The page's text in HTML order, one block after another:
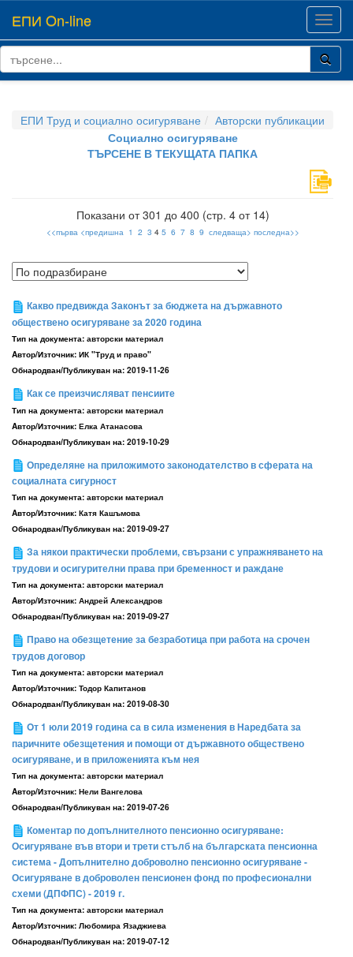
ЕПИ On-line
ЕПИ Труд и социално осигуряване
Авторски публикации
Социално осигуряване
ТЪРСЕНЕ В ТЕКУЩАТА ПАПКА
Показани от 301 до 400 (стр. 4 от 14)
<<първа <предишна 1 2 3 4 5 6 7 8 9 следваща> последна>>
Какво предвижда Законът за бюджета на държавното
обществено осигуряване за 2020 година
Тип на документа: авторски материал
Aвтор/Източник: ИК "Труд и право"
Обнародван/Публикуван на: 2019-11-26
Как се преизчисляват пенсиите
Тип на документа: авторски материал
Aвтор/Източник: Елка Атанасова
Обнародван/Публикуван на: 2019-10-29
Определяне на приложимото законодателство в сферата на
социалната сигурност
Тип на документа: авторски материал
Aвтор/Източник: Катя Кашъмова
Обнародван/Публикуван на: 2019-09-27
За някои практически проблеми, свързани с упражняването на
трудови и осигурителни права при бременност и раждане
Тип на документа: авторски материал
Aвтор/Източник: Андрей Александров
Обнародван/Публикуван на: 2019-09-27
Право на обезщетение за безработица при работа на срочен
трудов договор
Тип на документа: авторски материал
Aвтор/Източник: Тодор Капитанов
Обнародван/Публикуван на: 2019-08-30
Oт 1 юли 2019 година са в сила изменения в Наредбата за
паричните обезщетения и помощи от държавното обществено
осигуряване, и в приложенията към нея
Тип на документа: авторски материал
Aвтор/Източник: Нели Вангелова
Обнародван/Публикуван на: 2019-07-26
Коментар по допълнителното пенсионно осигуряване:
Осигуряване във втори и трети стълб на българската пенсионна
система - Допълнително доброволно пенсионно осигуряване -
Осигуряване в доброволен пенсионен фонд по професионални
схеми (ДПФПС) - 2019 г.
Тип на документа: авторски материал
Aвтор/Източник: Любомира Язаджиева
Обнародван/Публикуван на: 2019-07-12